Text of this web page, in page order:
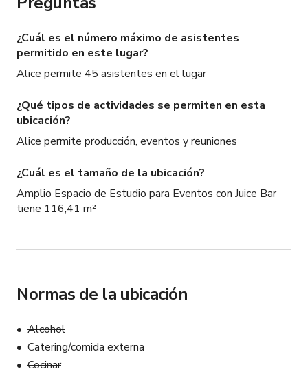
¿Cuál es el número máximo de asistentes
permitido en este lugar?
Alice permite 45 asistentes en el lugar
¿Qué tipos de actividades se permiten en esta
ubicación?
Alice permite producción, eventos y reuniones
¿Cuál es el tamaño de la ubicación?
Amplio Espacio de Estudio para Eventos con Juice Bar
tiene 116,41 m²
Normas de la ubicación
Alcohol
Catering/comida externa
Cocinar